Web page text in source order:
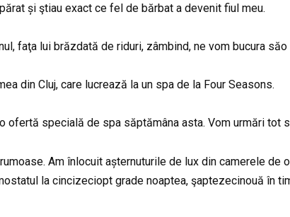
și ştiau exact ce fel de bărbat a devenit fiul meu.
faţa lui brăzdată de riduri, zâmbind, ne vom bucura săo
din Cluj, care lucrează la un spa de la Four Seasons.
ofertă specială de spa săptămâna asta. Vom urmări tot
Am înlocuit așternuturile de lux din camerele de
la cincizeciopt grade noaptea, şaptezecinouă în